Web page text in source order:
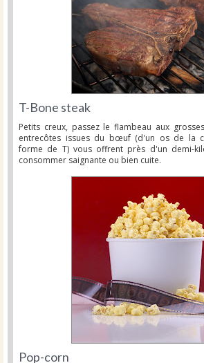
T-Bone steak
Petits creux, passez le flambeau aux
entrecôtes issues du bœuf (d'un os de la
forme de T) vous offrent près d'un demi-
consommer saignante ou bien cuite.
Pop-corn